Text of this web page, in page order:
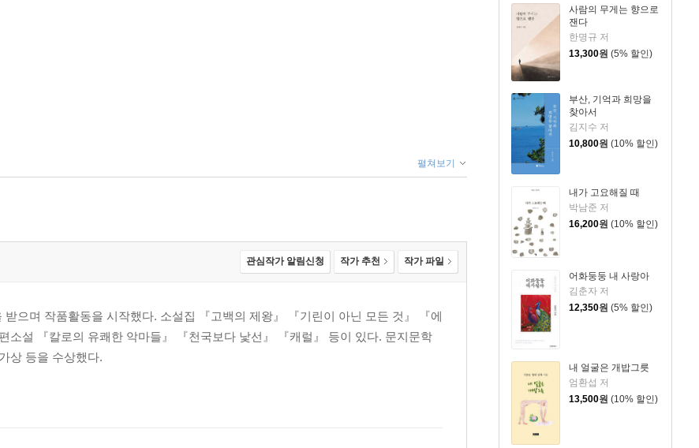
사람의 무게는 향으로
잰다
한명규 저
13,300원 (5% 할인)
부산, 기억과 희망을
찾아서
김지수 저
10,800원 (10% 할인)
내가 고요해질 때
박남준 저
16,200원 (10% 할인)
어화둥둥 내 사랑아
김춘자 저
12,350원 (5% 할인)
내 얼굴은 개밥그릇
엄환섭 저
13,500원 (10% 할인)
펼쳐보기
관심작가 알림신청 작가 추천 작가 파일
받으며 작품활동을 시작했다. 소설집 『고백의 제왕』 『기린이 아닌 모든 것』 『에
소설 『칼로의 유쾌한 악마들』 『천국보다 낯선』 『캐럴』 등이 있다. 문지문학
상 등을 수상했다.